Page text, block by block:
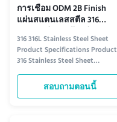
การเชื่อม ODM 2B Finish
แผ่นสแตนเลสสตีล 316
ทนทานต่อการกัดกร่อน
316 316L Stainless Steel Sheet
Product Specifications Product
316 Stainless Steel Sheet
Standard ASTM, AISI, SUS, JIS,
EN, DIN, BS, GB Finish (Surface)
BA, 2B, 4K, 6K, 8K, NO.4, HL,
สอบถามตอนนี้